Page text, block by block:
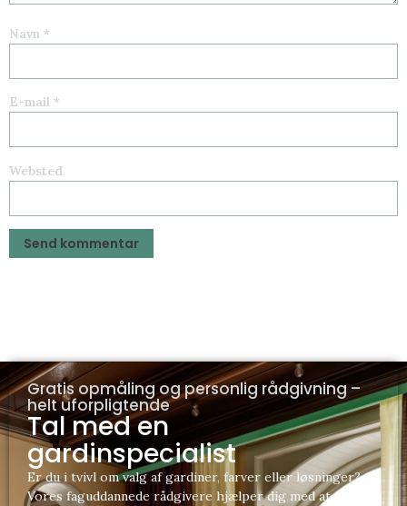
Navn *
E-mail *
Websted
Gratis opmåling og personlig rådgivning –
helt uforpligtende
Tal med en
gardinspecialist
Er du i tvivl om valg af gardiner, farver eller løsninger?
Vores faguddannede rådgivere hjælper dig med at finde